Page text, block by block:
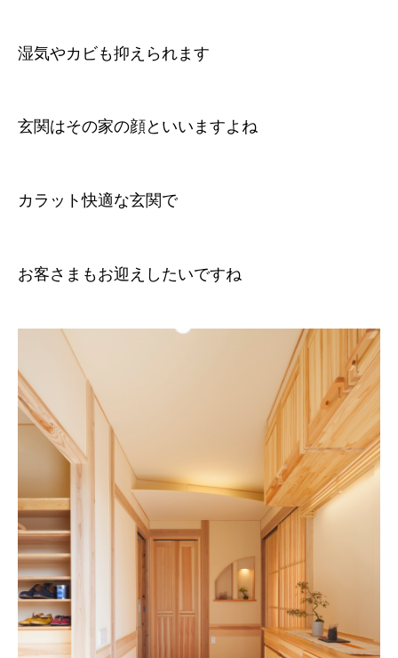
湿気やカビも抑えられます
玄関はその家の顔といいますよね
カラット快適な玄関で
お客さまもお迎えしたいですね